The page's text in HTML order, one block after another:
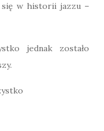
się w historii jazzu –
jednak zostało